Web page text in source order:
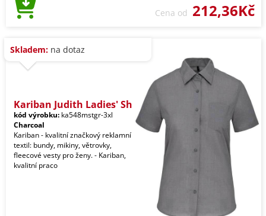
Cena od 212,36Kč
Skladem: na dotaz
Kariban Judith Ladies' Sh
kód výrobku: ka548mstgr-3xl
Charcoal
Kariban - kvalitní značkový reklamní
textil: bundy, mikiny, větrovky,
fleecové vesty pro ženy. - Kariban,
kvalitní praco